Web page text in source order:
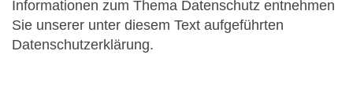
Informationen zum Thema Datenschutz entnehmen
Sie unserer unter diesem Text aufgeführten
Datenschutzerklärung.